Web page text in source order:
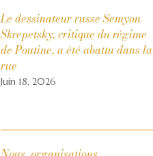
Le dessinateur russe Semyon
Skrepetsky, critique du régime
de Poutine, a été abattu dans la
rue
Juin 18, 2026